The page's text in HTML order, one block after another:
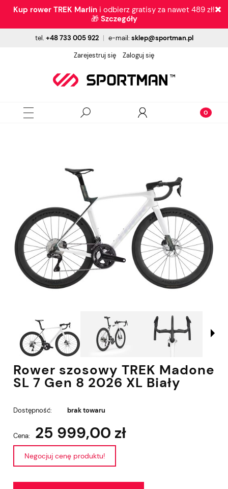
Kup rower TREK Marlin i odbierz gratisy za nawet 489 zł!
🎁 Szczegóły
tel. +48 733 005 922 | e-mail: sklep@sportman.pl
Zarejestruj się
Zaloguj się
Rower szosowy TREK Madone
SL 7 Gen 8 2026 XL Biały
Dostępność: brak towaru
Cena: 25 999,00 zł
Negocjuj cenę produktu!